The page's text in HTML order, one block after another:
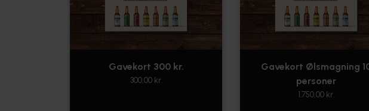
Gavekort 300 kr.
300,00 kr.
Gavekort Ølsmagning
personer
1.750,00 kr.